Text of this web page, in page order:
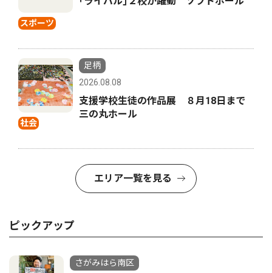
スポーツ
社会
足柄
2026.08.08
支援学校生徒の作品展 ８月18日まで
三の丸ホール
エリア一覧を見る
ピックアップ
さがみはら南区